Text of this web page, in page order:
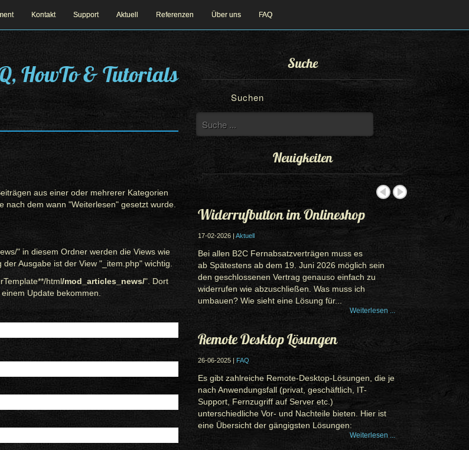
Kontakt Support Aktuell Referenzen Über uns FAQ
HowTo & Tutorials
aus einer oder mehrerer Kategorien
dem wann "Weiterlesen" gesetzt wurde.
" in diesem Ordner werden die Views wie
Ausgabe ist der View "_item.php" wichtig.
html/mod_articles_news/". Dort
Update bekommen.
Suche
Suchen
Neuigkeiten
Widerrufbutton im Onlineshop
17-02-2026 | Aktuell
Bei allen B2C Fernabsatzverträgen muss es
ab Spätestens ab dem 19. Juni 2026 möglich sein
den geschlossenen Vertrag genauso einfach zu
widerrufen wie abzuschließen. Was muss ich
umbauen? Wie sieht eine Lösung für...
Weiterlesen ...
Remote Desktop Lösungen
26-06-2025 | FAQ
Es gibt zahlreiche Remote-Desktop-Lösungen, die je
nach Anwendungsfall (privat, geschäftlich, IT-
Support, Fernzugriff auf Server etc.)
unterschiedliche Vor- und Nachteile bieten. Hier ist
eine Übersicht der gängigsten Lösungen:
Weiterlesen ...